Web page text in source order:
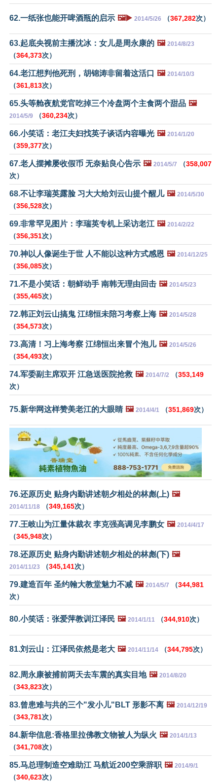
62.一纸张也能开啤酒瓶的启示 🖼️▶️ 2014/5/26 （367,282次）
63.起底央视前主播沈冰：女儿是周永康的 🖼️ 2014/8/23
（364,373次）
64.老江想判他死刑，胡锦涛非留着这活口 🖼️ 2014/10/3
（361,813次）
65.头等舱夜航党官吃掉三个冷盘两个主食两个甜品 🖼️
2014/5/9 （360,234次）
66.小笑话：老江夫妇找英子谈话内容曝光 🖼️ 2014/1/20
（359,377次）
67.老人摆摊屡收假币 无奈贴良心告示 🖼️ 2014/5/7 （358,007
次）
68.不让李瑞英露脸 习大大给刘云山提个醒儿 🖼️ 2014/5/30
（356,528次）
69.非常罕见图片：李瑞英专机上采访老江 🖼️ 2014/2/22
（356,351次）
70.神以人像诞生于世 人不能以这种方式感恩 🖼️ 2014/12/25
（356,085次）
71.不是小笑话：朝鲜动手 南韩无理由回击 🖼️ 2014/5/23
（355,465次）
72.韩正刘云山搞鬼 江绵恒未陪习考察上海 🖼️ 2014/5/28
（354,573次）
73.高清！习上海考察 江绵恒出来冒个泡儿 🖼️ 2014/5/26
（354,493次）
74.军委副主席双开 江急送医院抢救 🖼️ 2014/7/2 （353,149
次）
75.新华网这样赞美老江的大眼睛 🖼️ 2014/4/1 （351,869次）
76.还原历史 贴身内勤讲述朝夕相处的林彪(上) 🖼️
2014/11/18 （349,165次）
77.王岐山为江量体裁衣 李克强高调见李鹏女 🖼️ 2014/4/17
（345,948次）
78.还原历史 贴身内勤讲述朝夕相处的林彪(下) 🖼️
2014/11/23 （345,141次）
79.建造百年 圣约翰大教堂魅力不减 🖼️ 2014/5/7 （344,981
次）
80.小笑话：张爱萍教训江泽民 🖼️ 2014/1/11 （344,910次）
81.刘云山：江泽民依然是老大 🖼️ 2014/11/14 （344,795次）
82.周永康被捕前两天去车震的真实目地 🖼️ 2014/8/20
（343,823次）
83.曾患难与共的三个"发小儿"BLT 形影不离 🖼️ 2014/12/19
（343,781次）
84.新华信息:香格里拉佛教文物被人为纵火 🖼️ 2014/1/13
（341,708次）
85.马总理制造空难助江 马航近200空乘辞职 🖼️ 2014/9/1
（340,623次）